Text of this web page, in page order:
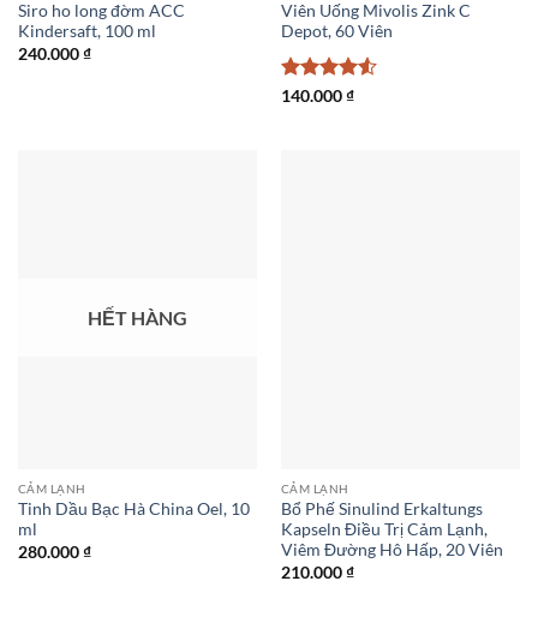
Siro ho long đờm ACC
Kindersaft, 100 ml
240.000₫
Viên Uống Mivolis Zink C
Depot, 60 Viên
Được xếp
140.000₫
HẾT HÀNG
CẢM LẠNH
Tinh Dầu Bạc Hà China Oel, 10
ml
280.000₫
CẢM LẠNH
Bổ Phế Sinulind Erkaltungs
Kapseln Điều Trị Cảm Lạnh,
Viêm Đường Hô Hấp, 20 Viên
210.000₫